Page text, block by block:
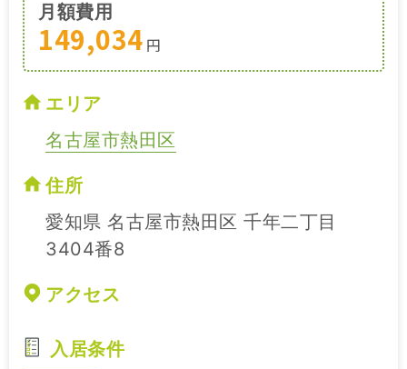
月額費用
149,034 円
エリア
名古屋市熱田区
住所
愛知県 名古屋市熱田区 千年二丁目
3404番8
アクセス
入居条件